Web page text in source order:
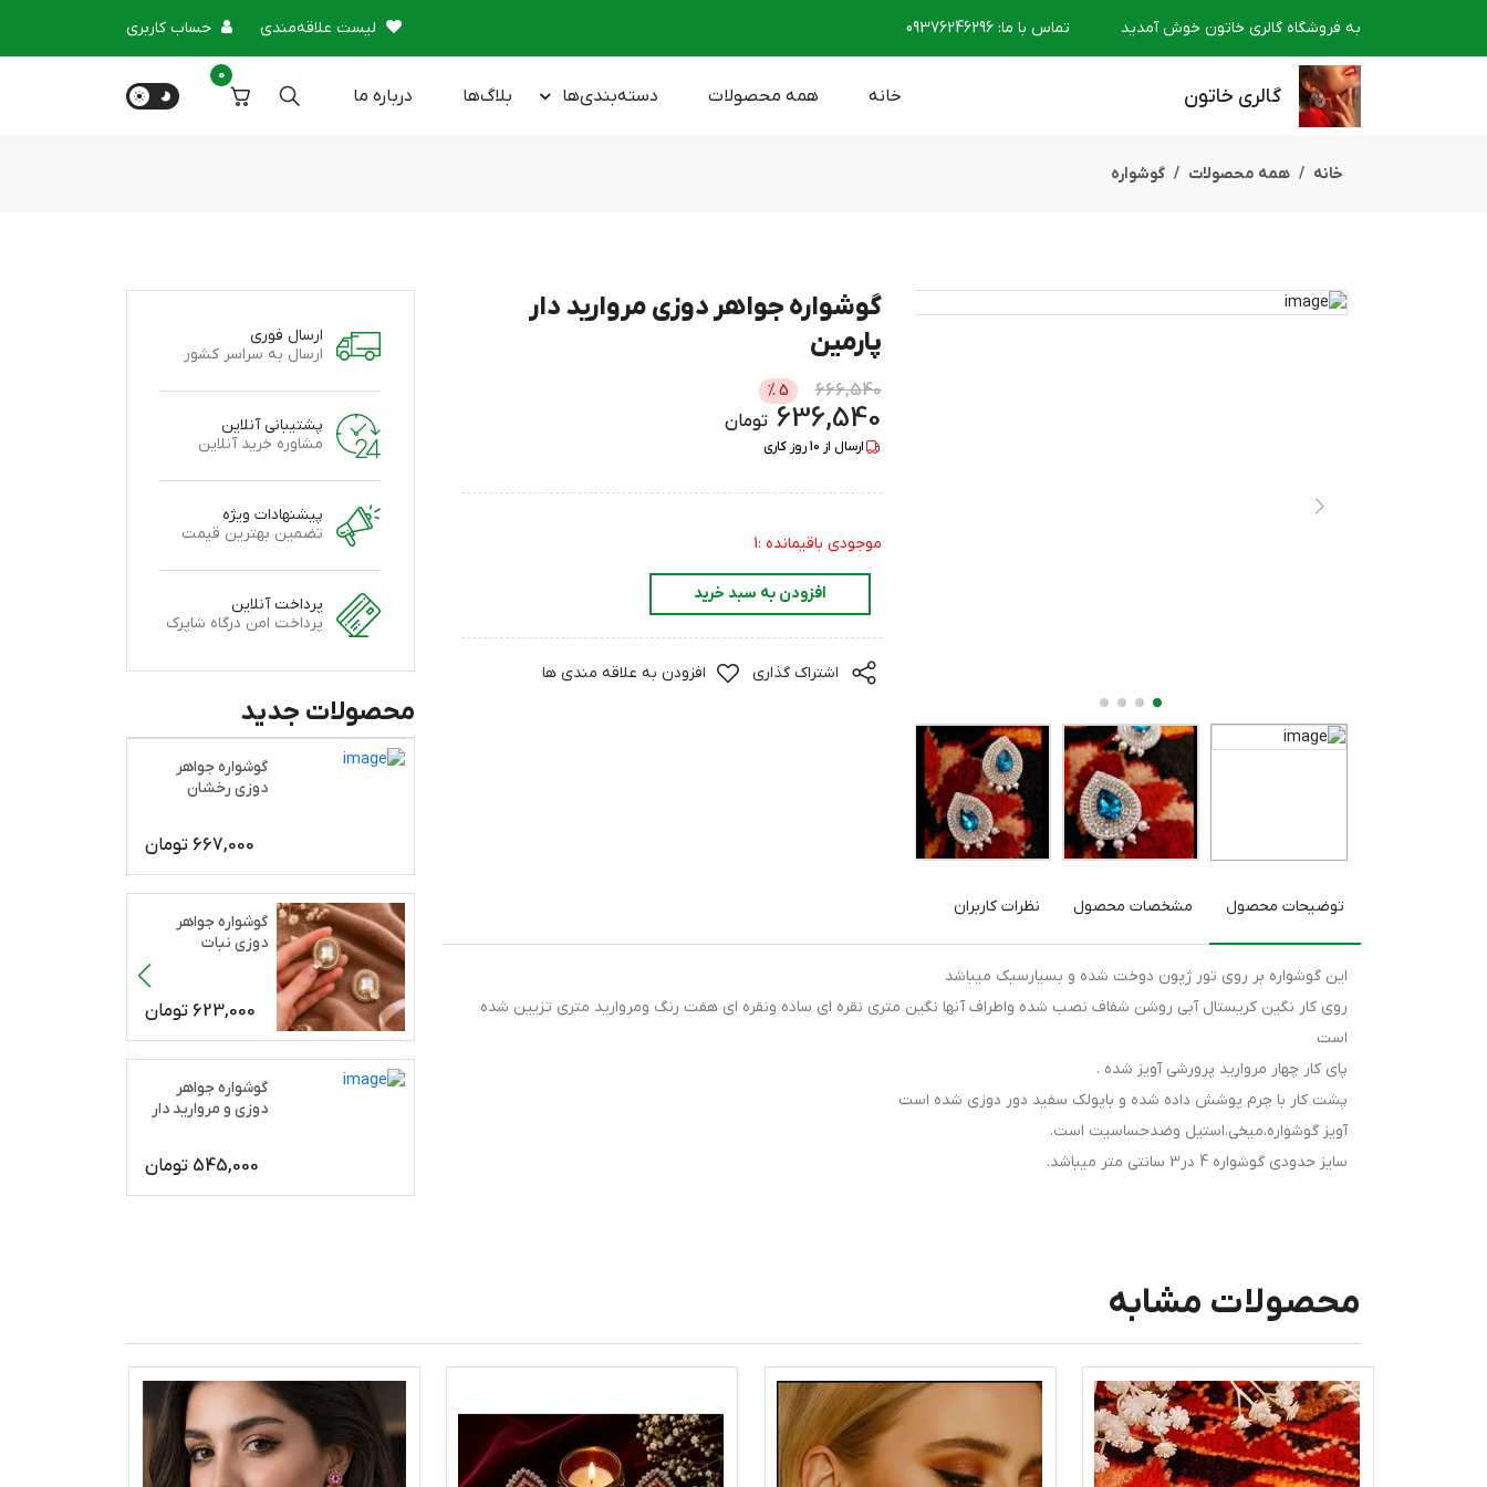
به فروشگاه گالری خاتون خوش آمدید تماس با ما:
09376246296 لیست علاقه‌مندی حساب کاربری
گالری خاتون خانه همه محصولات دسته‌بندی‌ها بلاگ‌ها درباره‌ ما
0
خانه همه محصولات گوشواره
گوشواره جواهر دوزی مروارید دار
پارمین
666,540
5
%
636,540 تومان
ارسال از 10روز کاری
موجودی باقیمانده :1
افزودن به سبد خرید
اشتراک گذاری افزودن به علاقه مندی ها
توضیحات محصول مشخصات محصول نظرات کاربران
این گوشواره بر روی تور ژپون دوخت شده و بسیارسبک میباشد
روی کار نگین کریستال آبی روشن شفاف نصب شده واطراف آنها نگین متری نقره ای ساده ونقره ای هفت رنگ ومروارید متری تزیین شده
است
پای کار چهار مروارید پرورشی آویز شده .
پشت کار با چرم پوشش داده شده و باپولک سفید دور دوزی شده است
آویز گوشواره،میخی،استیل وضدحساسیت است.
سایز حدودی گوشواره 4 در3 سانتی متر میباشد.
ارسال فوری
ارسال به سراسر کشور
پشتیبانی آنلاین
مشاوره خرید آنلاین
پیشنهادات ویژه
تضمین بهترین قیمت
پرداخت آنلاین
پرداخت امن درگاه شاپرک
محصولات جدید
گوشواره جواهر
دوزی رخشان
667,000 تومان
گوشواره جواهر
دوزی نبات
623,000 تومان
گوشواره جواهر
دوزی و مروارید دار
545,000 تومان
محصولات مشابه